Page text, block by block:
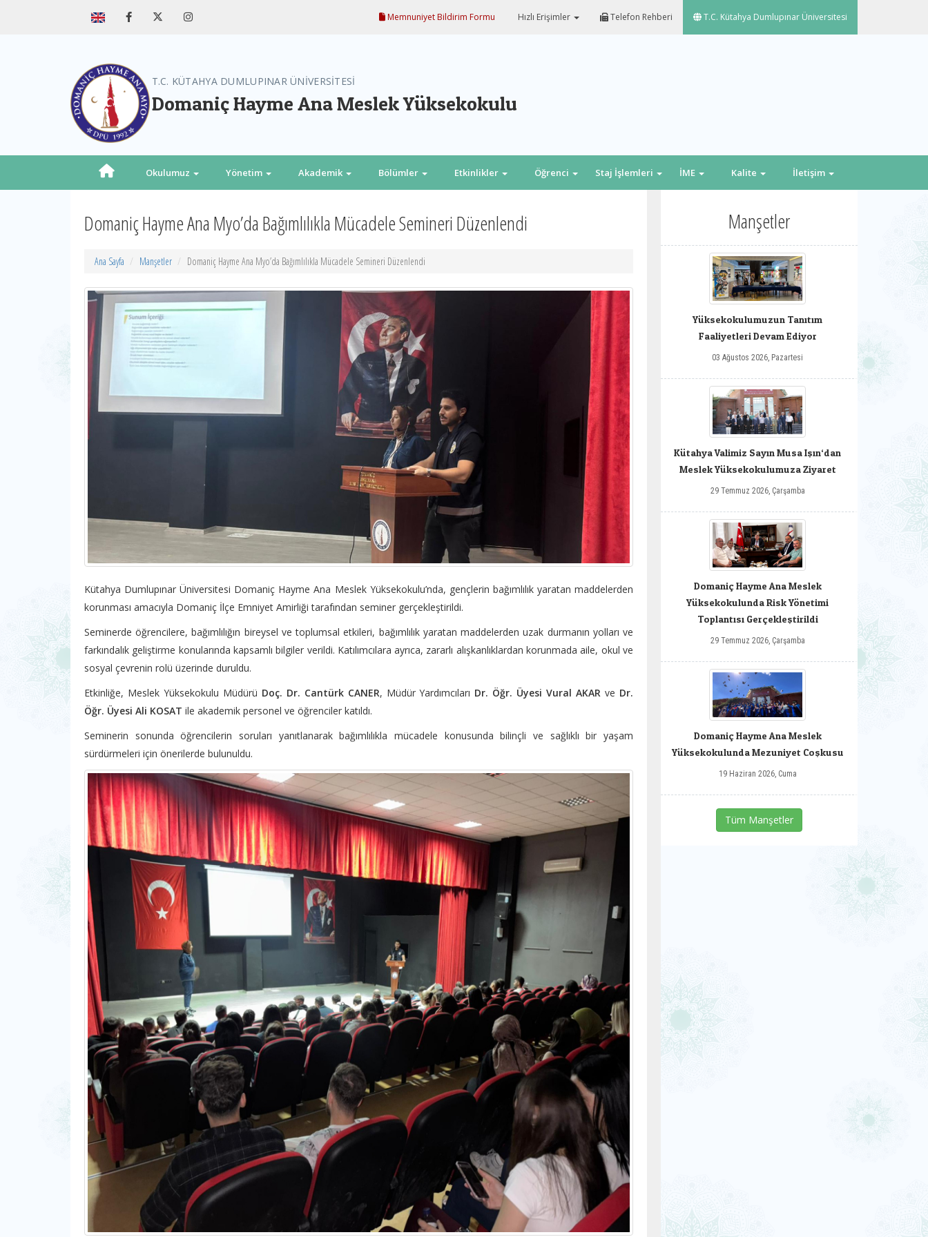
Memnuniyet Bildirim Formu Hızlı Erişimler Telefon Rehberi T.C. Kütahya Dumlupınar Üniversitesi
T.C. KÜTAHYA DUMLUPINAR ÜNİVERSİTESİ
Domaniç Hayme Ana Meslek Yüksekokulu
Okulumuz Yönetim Akademik Bölümler Etkinlikler Öğrenci Staj İşlemleri İME Kalite İletişim
Domaniç Hayme Ana Myo’da Bağımlılıkla Mücadele Semineri Düzenlendi
Ana Sayfa Manşetler Domaniç Hayme Ana Myo’da Bağımlılıkla Mücadele Semineri Düzenlendi
Kütahya Dumlupınar Üniversitesi Domaniç Hayme Ana Meslek Yüksekokulu’nda, gençlerin bağımlılık yaratan maddelerden
korunması amacıyla Domaniç İlçe Emniyet Amirliği tarafından seminer gerçekleştirildi.
Seminerde öğrencilere, bağımlılığın bireysel ve toplumsal etkileri, bağımlılık yaratan maddelerden uzak durmanın yolları ve
farkındalık geliştirme konularında kapsamlı bilgiler verildi. Katılımcılara ayrıca, zararlı alışkanlıklardan korunmada aile, okul ve
sosyal çevrenin rolü üzerinde duruldu.
Etkinliğe, Meslek Yüksekokulu Müdürü Doç. Dr. Cantürk CANER, Müdür Yardımcıları Dr. Öğr. Üyesi Vural AKAR ve Dr.
Öğr. Üyesi Ali KOSAT ile akademik personel ve öğrenciler katıldı.
Seminerin sonunda öğrencilerin soruları yanıtlanarak bağımlılıkla mücadele konusunda bilinçli ve sağlıklı bir yaşam
sürdürmeleri için önerilerde bulunuldu.
Manşetler
Yüksekokulumuzun Tanıtım
Faaliyetleri Devam Ediyor
03 Ağustos 2026, Pazartesi
Kütahya Valimiz Sayın Musa Işın‘dan
Meslek Yüksekokulumuza Ziyaret
29 Temmuz 2026, Çarşamba
Domaniç Hayme Ana Meslek
Yüksekokulunda Risk Yönetimi
Toplantısı Gerçekleştirildi
29 Temmuz 2026, Çarşamba
Domaniç Hayme Ana Meslek
Yüksekokulunda Mezuniyet Coşkusu
19 Haziran 2026, Cuma
Tüm Manşetler